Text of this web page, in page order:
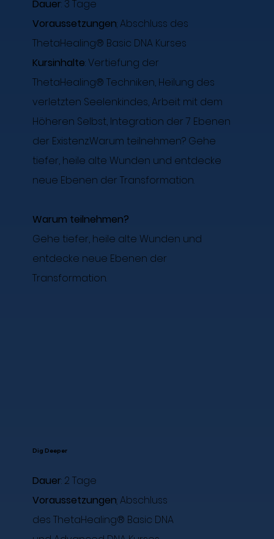
Dauer: 3 Tage
Voraussetzungen:Abschluss des
ThetaHealing® Basic DNA Kurses
Kursinhalte: Vertiefung der
ThetaHealing® Techniken, Heilung des
verletzten Seelenkindes, Arbeit mit dem
Höheren Selbst, Integration der 7 Ebenen
der Existenz.Warum teilnehmen? Gehe
tiefer, heile alte Wunden und entdecke
neue Ebenen der Transformation.
Warum teilnehmen?
Gehe tiefer, heile alte Wunden und
entdecke neue Ebenen der
Transformation.
Dig Deeper
Dauer: 2 Tage
Voraussetzungen:Abschluss
des ThetaHealing® Basic DNA